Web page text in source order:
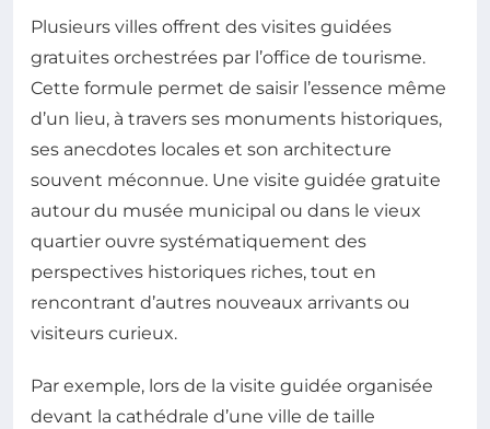
Plusieurs villes offrent des visites guidées
gratuites orchestrées par l’office de tourisme.
Cette formule permet de saisir l’essence même
d’un lieu, à travers ses monuments historiques,
ses anecdotes locales et son architecture
souvent méconnue. Une visite guidée gratuite
autour du musée municipal ou dans le vieux
quartier ouvre systématiquement des
perspectives historiques riches, tout en
rencontrant d’autres nouveaux arrivants ou
visiteurs curieux.
Par exemple, lors de la visite guidée organisée
devant la cathédrale d’une ville de taille